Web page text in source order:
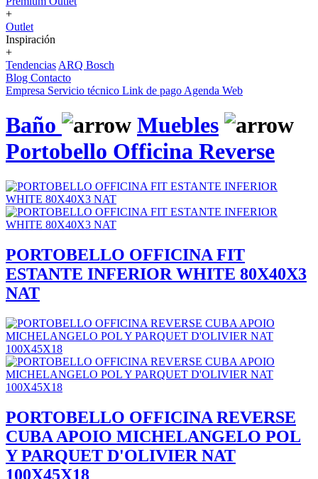
+
Outlet
Inspiración
+
Tendencias ARQ Bosch
Blog Contacto
Empresa Servicio técnico Link de pago Agenda Web
Baño
Muebles
Portobello Officina Reverse
PORTOBELLO OFFICINA FIT
ESTANTE INFERIOR WHITE 80X40X3
NAT
PORTOBELLO OFFICINA REVERSE
CUBA APOIO MICHELANGELO POL
Y PARQUET D'OLIVIER NAT
100X45X18